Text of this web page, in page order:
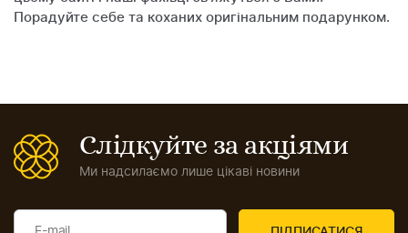
Порадуйте себе та коханих оригінальним подарунком.
Слідкуйте за акціями
Ми надсилаємо лише цікаві новини